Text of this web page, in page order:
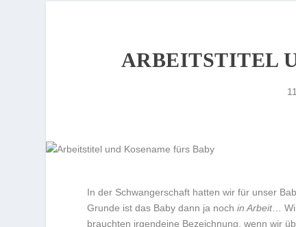
ARBEITSTITEL
In der Schwangerschaft hatten wir für unser
Grunde ist das Baby dann ja nochin Arbeit…
brauchten irgendeine Bezeichnung, wenn wir